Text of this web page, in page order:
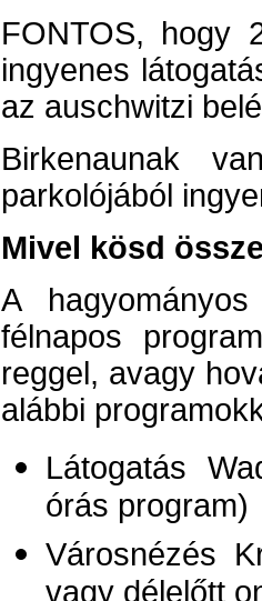
FONTOS, hogy
ingyenes
az auschwitzi
Birkenaunak
parkolójából
Mivel kösd
A
félnapos
reggel, avagy
alábbi
Látogatás
órás program)
Városnézés